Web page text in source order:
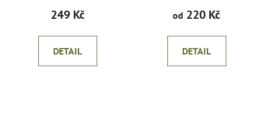
249 Kč
DETAIL
od 220 Kč
DETAIL